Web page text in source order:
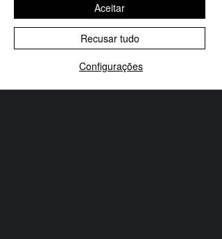
AJUDA E SUPORTE
Política de Privacidade
Política de Cancelamento
ASSINE NOSSA NEWSLETTER
Configurações
Recusar tudo
Aceitar